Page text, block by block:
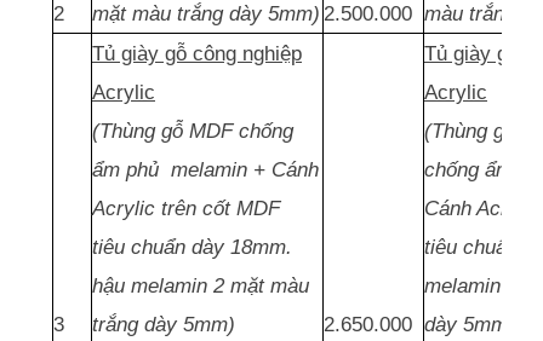
2
mặt màu trắng dày 5mm) 2.500.000 màu trắng
3
Tủ giày gỗ công nghiệp
Acrylic
(Thùng gỗ MDF chống
ẩm phủ melamin + Cánh
Acrylic trên cốt MDF
tiêu chuẩn dày 18mm.
hậu melamin 2 mặt màu
trắng dày 5mm)
2.650.000
Tủ giày gỗ
Acrylic
(Thùng gỗ
chống ẩm
Cánh
tiêu chuẩn
melamin 2
dày 5mm)